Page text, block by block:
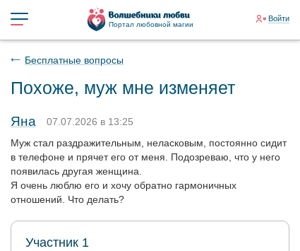
Портал любовной магии
Войти
Бесплатные вопросы
Похоже, муж мне изменяет
Яна
07.07.2026 в 13:25
Муж стал раздражительным, неласковым, постоянно сидит
в телефоне и прячет его от меня. Подозреваю, что у него
появилась другая женщина.
Я очень люблю его и хочу обратно гармоничных
отношений. Что делать?
Участник 1